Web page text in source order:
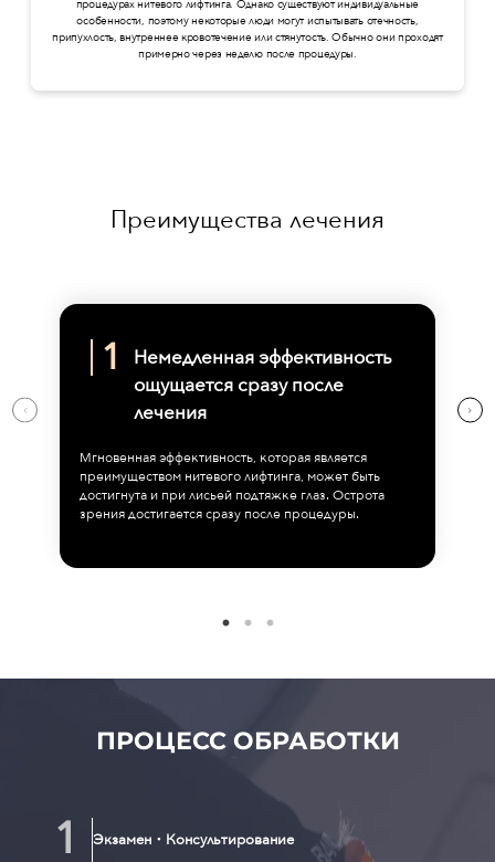
процедурах нитевого лифтинга. Однако существуют индивидуальные
особенности, поэтому некоторые люди могут испытывать отечность,
припухлость, внутреннее кровотечение или стянутость. Обычно они проходят
примерно через неделю после процедуры.
Преимущества лечения
Немедленная эффективность
ощущается сразу после
лечения
Мгновенная эффективность, которая является
преимуществом нитевого лифтинга, может быть
достигнута и при лисьей подтяжке глаз. Острота
зрения достигается сразу после процедуры.
ПРОЦЕСС ОБРАБОТКИ
Экзамен・Консультирование